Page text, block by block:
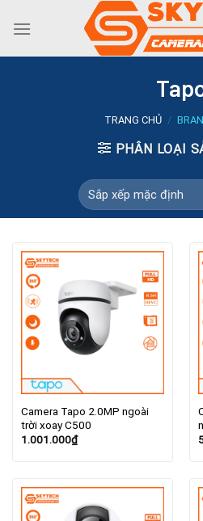
TRANG CHỦ /
PHÂN LOẠI
Camera Tapo 2.0MP ngoài
trời xoay C500
1.001.000₫